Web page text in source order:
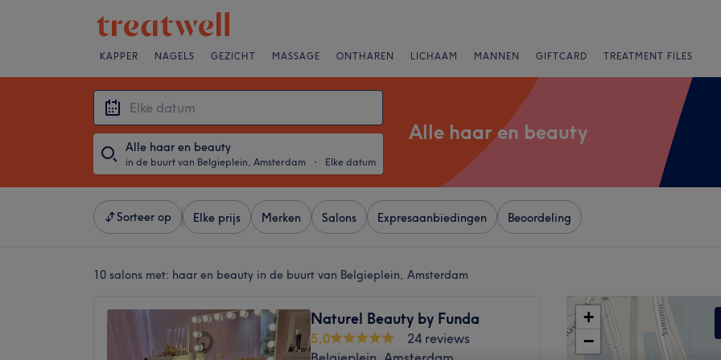
KAPPER NAGELS GEZICHT MASSAGE ONTHAREN LICHAAM MANNEN GIFTCARD TREATMENT FILES
Alle haar en beauty
in de buurt van Belgieplein, Amsterdam ・ Elke datum
Alle haar en beauty
Sorteer op Elke prijs Merken Salons Expresaanbiedingen Beoordeling
10 salons met: haar en beauty in de buurt van Belgieplein, Amsterdam
Naturel Beauty by Funda
5,0
24 reviews
+
−